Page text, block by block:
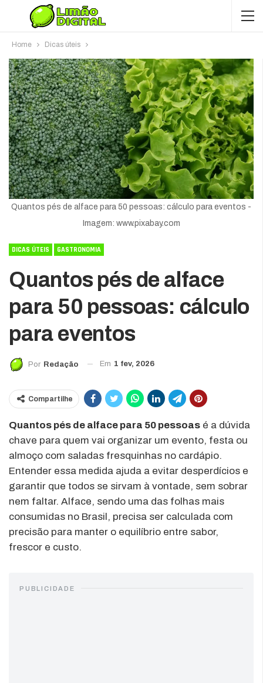
Home Dicas úteis
Quantos pés de alface para 50 pessoas: cálculo para eventos -
Imagem: www.pixabay.com
DICAS ÚTEIS GASTRONOMIA
Quantos pés de alface
para 50 pessoas: cálculo
para eventos
Por Redação Em 1 fev, 2026
Compartilhe
Quantos pés de alface para 50 pessoas é a dúvida
chave para quem vai organizar um evento, festa ou
almoço com saladas fresquinhas no cardápio.
Entender essa medida ajuda a evitar desperdícios e
garantir que todos se sirvam à vontade, sem sobrar
nem faltar. Alface, sendo uma das folhas mais
consumidas no Brasil, precisa ser calculada com
precisão para manter o equilíbrio entre sabor,
frescor e custo.
PUBLICIDADE